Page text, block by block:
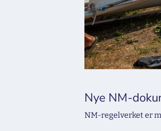
Nye NM-
NM-regelverket er